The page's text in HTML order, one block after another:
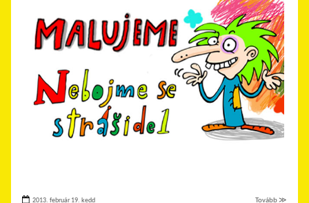
2013. február 19. kedd Tovább ≫